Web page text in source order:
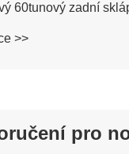
60tunový zadní
>>
pro